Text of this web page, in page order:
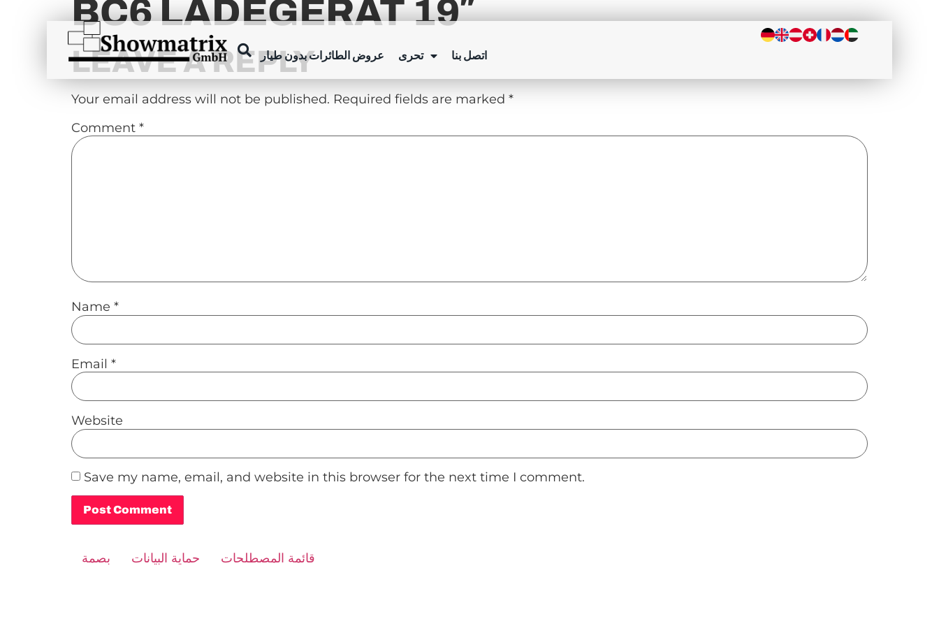
عروض الطائرات بدون طيار تحرى اتصل بنا
BC6 LADEGERÄT 19″
LEAVE A REPLY
Your email address will not be published. Required fields are marked *
Comment *
Name *
Email *
Website
Save my name, email, and website in this browser for the next time I comment.
بصمة
حماية البيانات قائمة المصطلحات